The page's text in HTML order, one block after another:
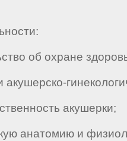
об охране
акушерско-
акушерки;
анатомию и